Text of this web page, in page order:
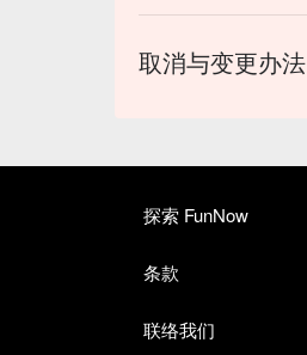
取消与变更办法
探索 FunNow
条款
联络我们